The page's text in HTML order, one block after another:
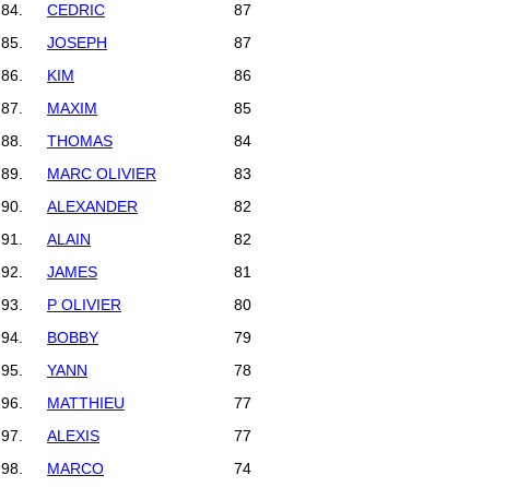
84.
CEDRIC
87
85.
JOSEPH
87
86.
KIM
86
87.
MAXIM
85
88.
THOMAS
84
89.
MARC OLIVIER
83
90.
ALEXANDER
82
91.
ALAIN
82
92.
JAMES
81
93.
P OLIVIER
80
94.
BOBBY
79
95.
YANN
78
96.
MATTHIEU
77
97.
ALEXIS
77
98.
MARCO 74